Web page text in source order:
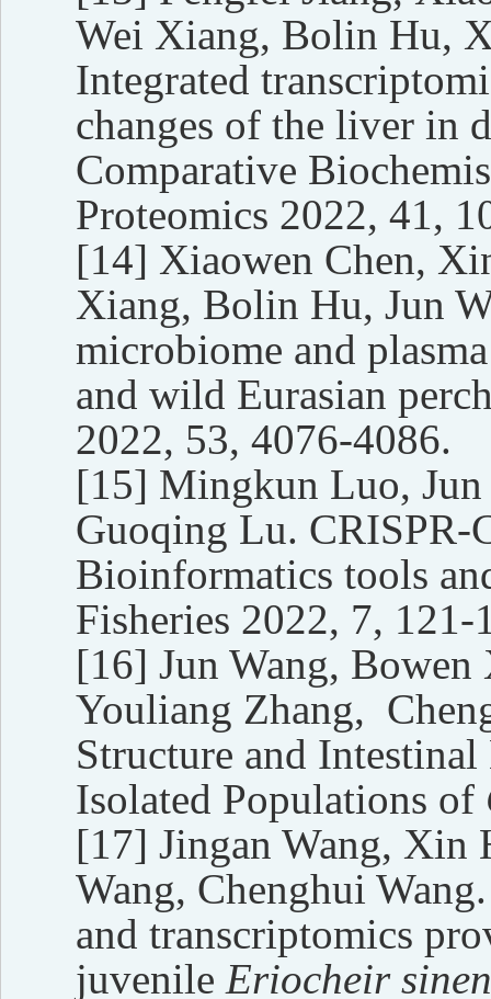
Wei Xiang, Bolin Hu,
Integrated
changes of the liver in
Comparative
Proteomics 2022, 41,
[14] Xiaowen Chen,
Xiang, Bolin Hu, Jun
microbiome and
and wild Eurasian
2022, 53, 4076-4086.
[15] Mingkun Luo, Jun
Guoqing Lu. CRISPR-
Bioinformatics tools
Fisheries 2022, 7, 121-
[16] Jun Wang,
Youliang Zhang,
Structure and
Isolated Populations of
[17] Jingan Wang, Xin
Wang, Chenghui
and transcriptomics
juvenile Eriocheir